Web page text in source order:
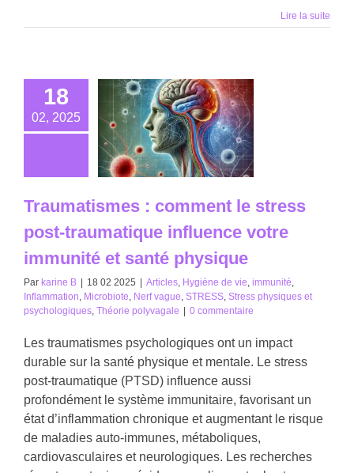
Lire la suite
18
02, 2025
Traumatismes : comment le stress
post-traumatique influence votre
immunité et santé physique
Par karine B 18 02 2025 Articles, Hygiène de vie, immunité,
Inflammation, Microbiote, Nerf vague, STRESS, Stress physiques et
psychologiques, Théorie polyvagale 0 commentaire
Les traumatismes psychologiques ont un impact
durable sur la santé physique et mentale. Le stress
post-traumatique (PTSD) influence aussi
profondément le système immunitaire, favorisant un
état d’inflammation chronique et augmentant le risque
de maladies auto-immunes, métaboliques,
cardiovasculaires et neurologiques. Les recherches